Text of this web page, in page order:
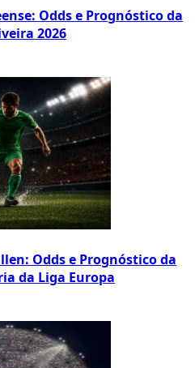
Odds e Prognóstico da
2026
Odds e Prognóstico da
da Liga Europa